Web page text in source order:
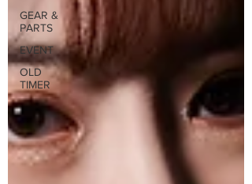
GEAR &
PARTS
EVENT
OLD
TIMER